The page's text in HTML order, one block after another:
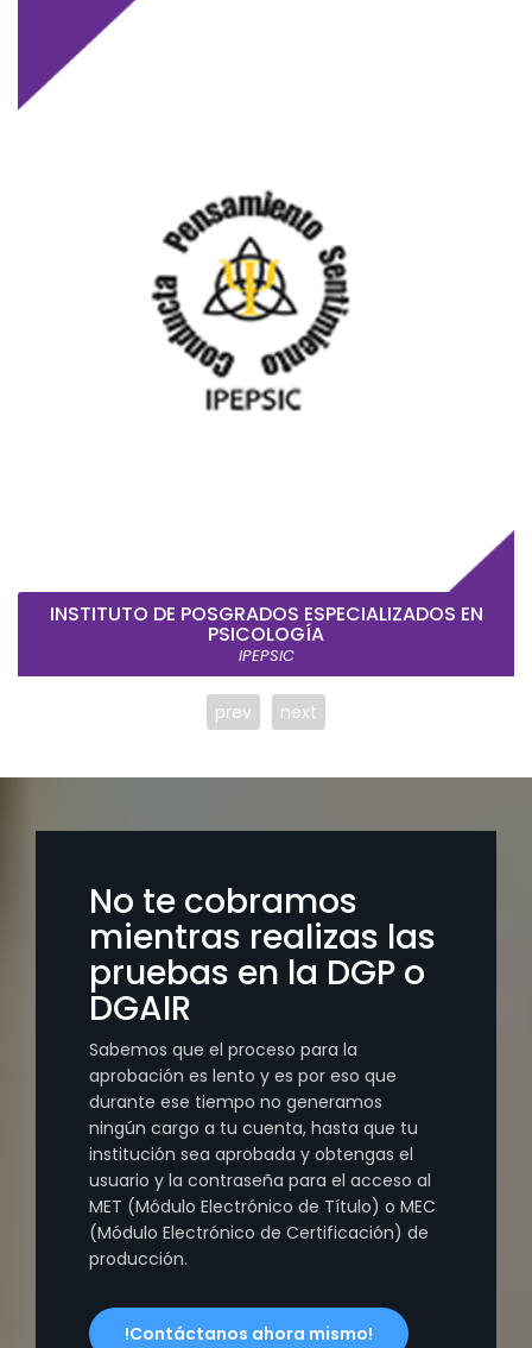
INSTITUTO DE POSGRADOS ESPECIALIZADOS EN
PSICOLOGÍA
IPEPSIC
prev next
No te cobramos
mientras realizas las
pruebas en la DGP o
DGAIR
Sabemos que el proceso para la
aprobación es lento y es por eso que
durante ese tiempo no generamos
ningún cargo a tu cuenta, hasta que tu
institución sea aprobada y obtengas el
usuario y la contraseña para el acceso al
MET (Módulo Electrónico de Título) o MEC
(Módulo Electrónico de Certificación) de
producción.
!Contáctanos ahora mismo!